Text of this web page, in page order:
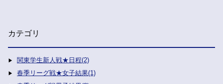
カテゴリ
関東学生新人戦★日程(2)
春季リーグ戦★女子結果(1)